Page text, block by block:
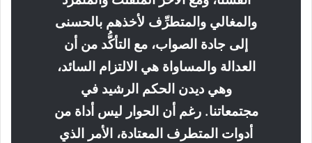
والمغالي والمتطرِّف لأخذهم بالحسنى
إلى جادة الصواب، مع التأكُّد من أن
العدالة والمساواة هي الالتزام السائد،
وهي ديدن الحكم الرشيد في
مجتمعاتنا. رغم أن الحوار ليس أداة من
أدوات المتطرف المعتادة، الأمر الذي